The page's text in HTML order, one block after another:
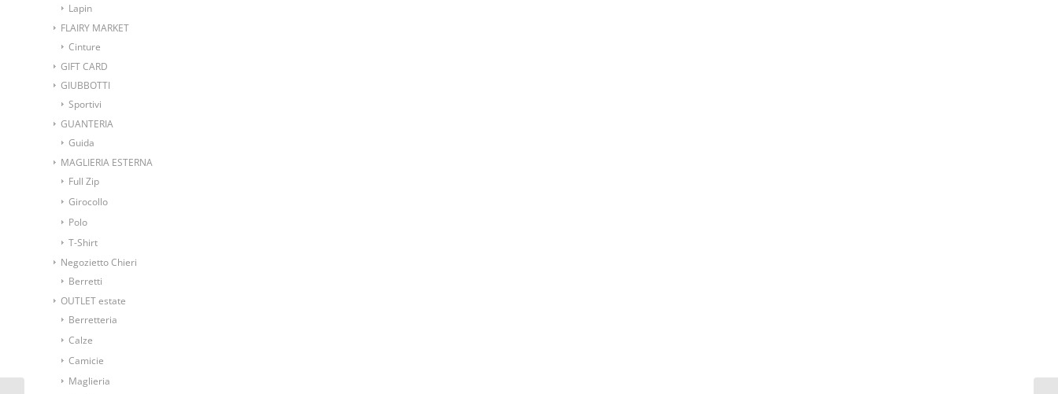
Lapin
FLAIRY MARKET
Cinture
GIFT CARD
GIUBBOTTI
Sportivi
GUANTERIA
Guida
MAGLIERIA ESTERNA
Full Zip
Girocollo
Polo
T-Shirt
Negozietto Chieri
Berretti
OUTLET estate
Berretteria
Calze
Camicie
Maglieria